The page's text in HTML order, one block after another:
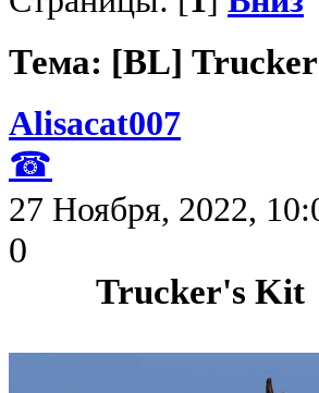
Тема: [BL]
Alisacat007
☎
27 Ноября, 2022,
0
Trucker's Kit